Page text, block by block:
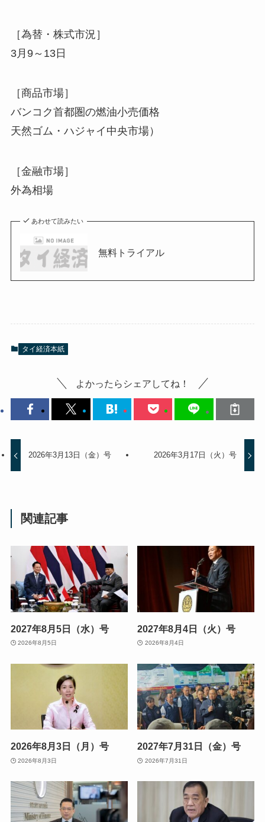
［為替・株式市況］
3月9～13日
［商品市場］
バンコク首都圏の燃油小売価格
天然ゴム・ハジャイ中央市場）
［金融市場］
外為相場
あわせて読みたい
無料トライアル
タイ経済本紙
よかったらシェアしてね！
2026年3月13日（金）号 2026年3月17日（火）号
関連記事
2027年8月5日（水）号
2026年8月5日
2027年8月4日（火）号
2026年8月4日
2026年8月3日（月）号
2026年8月3日
2027年7月31日（金）号
2026年7月31日